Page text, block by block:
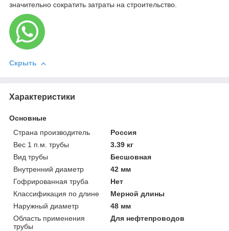
значительно сократить затраты на строительство.
Скрыть
Характеристики
Основные
Страна производитель
Россия
Вес 1 п.м. трубы
3.39 кг
Вид трубы
Бесшовная
Внутренний диаметр
42 мм
Гофрированная труба
Нет
Классификация по длине
Мерной длины
Наружный диаметр
48 мм
Область применения
трубы
Для нефтепроводов